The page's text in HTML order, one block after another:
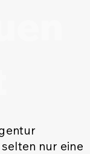
nur eine